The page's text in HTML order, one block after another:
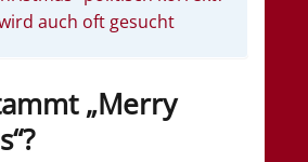
auch oft gesucht
„Merry